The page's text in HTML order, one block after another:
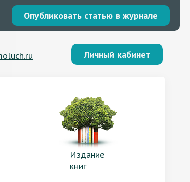
Опубликовать статью в журнале
Личный кабинет
Издание
книг